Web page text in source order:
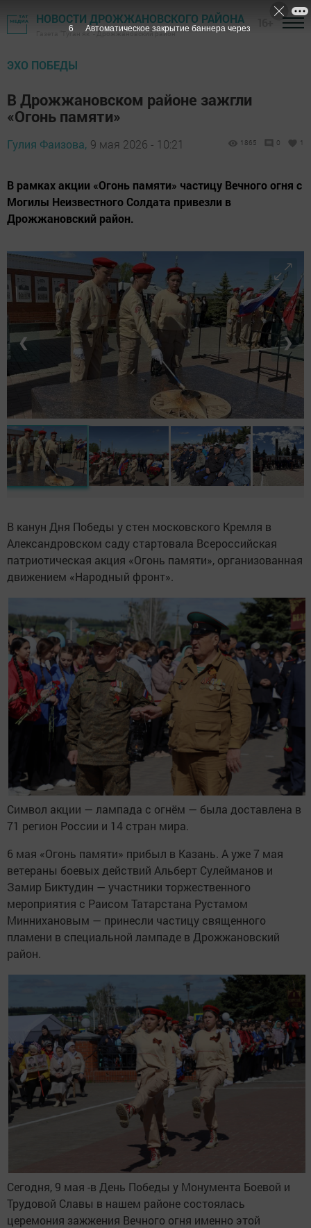
НОВОСТИ ДРОЖЖАНОВСКОГО РАЙОНА
Газета "Туган як" - Дрожжановский район
ЭХО ПОБЕДЫ
В Дрожжановском районе зажгли
«Огонь памяти»
Гулия Фаизова, 9 мая 2026 - 10:21 1865 0 1
В рамках акции «Огонь памяти» частицу Вечного огня с
Могилы Неизвестного Солдата привезли в
Дрожжановский район.
❮ ❯
В канун Дня Победы у стен московского Кремля в
Александровском саду стартовала Всероссийская
патриотическая акция «Огонь памяти», организованная
движением «Народный фронт».
Символ акции — лампада с огнём — была доставлена в
71 регион России и 14 стран мира.
6 мая «Огонь памяти» прибыл в Казань. А уже 7 мая
ветераны боевых действий Альберт Сулейманов и
Замир Биктудин — участники торжественного
мероприятия с Раисом Татарстана Рустамом
Миннихановым — принесли частицу священного
пламени в специальной лампаде в Дрожжановский
район.
Сегодня, 9 мая -в День Победы у Монумента Боевой и
Трудовой Славы в нашем районе состоялась
церемония зажжения Вечного огня именно этой
4 Автоматическое закрытие баннера через